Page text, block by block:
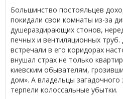
Большинство постояльцев
покидали свои комнаты из-за
душераздирающих стонов,
печных и вентиляционных
встречали в его коридорах
внушал страх не только
киевским обывателям,
дом». А владельцы
терпели колоссальные убытки.